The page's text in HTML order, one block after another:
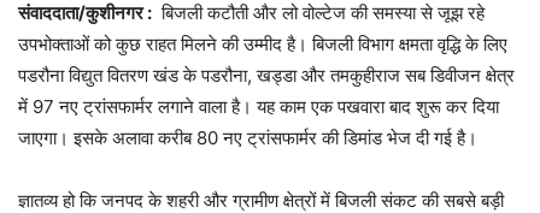
संवाददाता/कुशीनगर : बिजली कटौती और लो वोल्टेज की समस्या से जूझ रहे
उपभोक्ताओं को कुछ राहत मिलने की उम्मीद है। बिजली विभाग क्षमता वृद्धि के लिए
पडरौना विद्युत वितरण खंड के पडरौना, खड्डा और तमकुहीराज सब डिवीजन क्षेत्र
में 97 नए ट्रांसफार्मर लगाने वाला है। यह काम एक पखवारा बाद शुरू कर दिया
जाएगा। इसके अलावा करीब 80 नए ट्रांसफार्मर की डिमांड भेज दी गई है।
ज्ञातव्य हो कि जनपद के शहरी और ग्रामीण क्षेत्रों में बिजली संकट की सबसे बड़ी